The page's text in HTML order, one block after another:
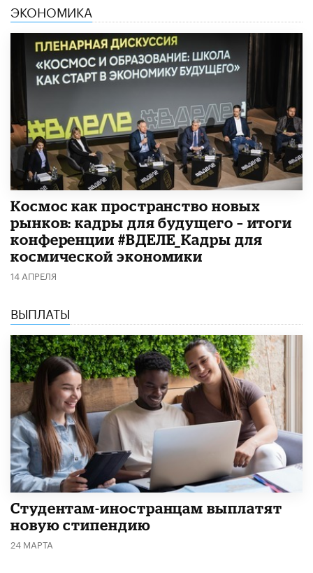
ЭКОНОМИКА
Космос как пространство новых
рынков: кадры для будущего – итоги
конференции #ВДЕЛЕ_Кадры для
космической экономики
14 АПРЕЛЯ
ВЫПЛАТЫ
Студентам-иностранцам выплатят
новую стипендию
24 МАРТА